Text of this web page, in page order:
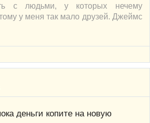
с людьми, у которых нечему
у меня так мало друзей. Джеймс
деньги копите на новую